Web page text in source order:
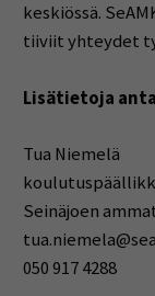
keskiössä.
tiiviit yhteydet
Lisätietoja
Tua Niemelä
Seinäjoen
050 917 4288